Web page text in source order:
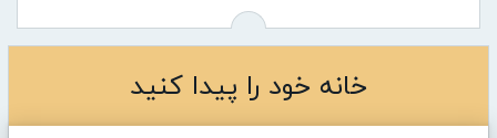
خانه خود را پیدا کنید